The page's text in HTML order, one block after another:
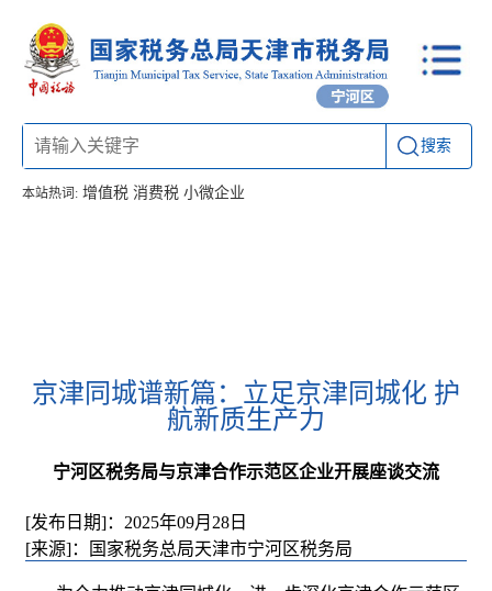
搜索
本站热词: 增值税 消费税 小微企业
京津同城谱新篇：立足京津同城化 护
航新质生产力
宁河区税务局与京津合作示范区企业开展座谈交流
[发布日期]：2025年09月28日
[来源]：国家税务总局天津市宁河区税务局